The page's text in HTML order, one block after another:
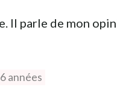
Il parle de mon
années